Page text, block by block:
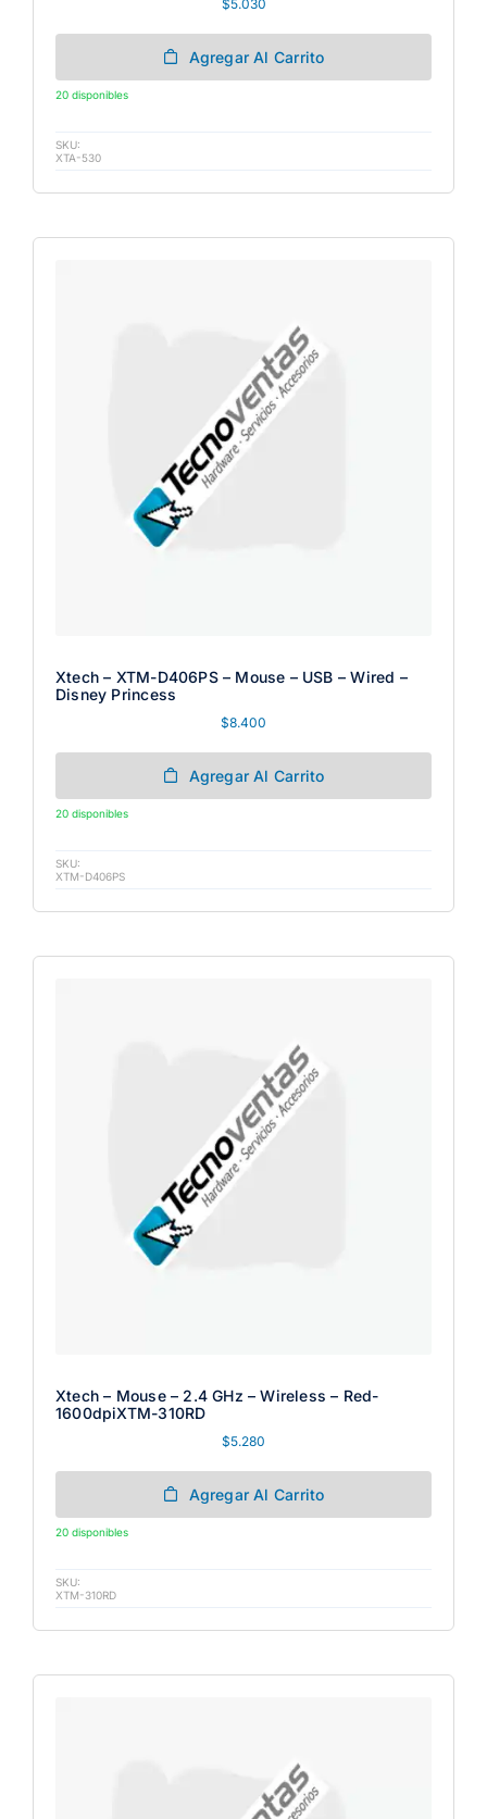
$5.030
Agregar Al Carrito
20 disponibles
SKU:
XTA-530
Xtech – XTM-D406PS – Mouse – USB – Wired –
Disney Princess
$8.400
Agregar Al Carrito
20 disponibles
SKU:
XTM-D406PS
Xtech – Mouse – 2.4 GHz – Wireless – Red-
1600dpiXTM-310RD
$5.280
Agregar Al Carrito
20 disponibles
SKU:
XTM-310RD